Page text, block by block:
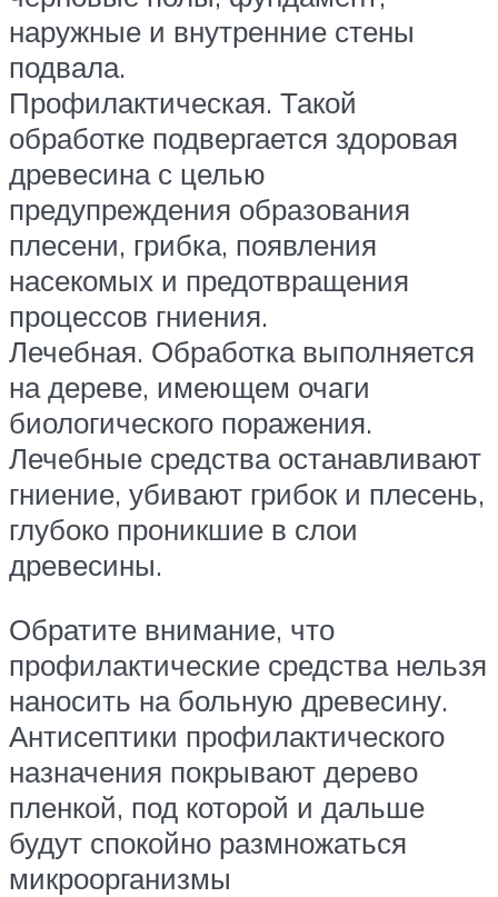
наружные и внутренние стены
подвала.
Профилактическая. Такой
обработке подвергается здоровая
древесина с целью
предупреждения образования
плесени, грибка, появления
насекомых и предотвращения
процессов гниения.
Лечебная. Обработка выполняется
на дереве, имеющем очаги
биологического поражения.
Лечебные средства останавливают
гниение, убивают грибок и плесень,
глубоко проникшие в слои
древесины.
Обратите внимание, что
профилактические средства нельзя
наносить на больную древесину.
Антисептики профилактического
назначения покрывают дерево
пленкой, под которой и дальше
будут спокойно размножаться
микроорганизмы